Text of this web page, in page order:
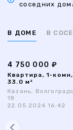
соседних
В ДОМЕ В
4 750 000 ₽
Квартира, 1-комн,
33.0 м²
Казань,
18
22.05.2024 16:42